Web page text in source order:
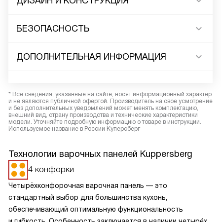
БЕЗОПАСНОСТЬ
ДОПОЛНИТЕЛЬНАЯ ИНФОРМАЦИЯ
* Все сведения, указанные на сайте, носят информационный характер
и не являются публичной офертой. Производитель на свое усмотрение
и без дополнительных уведомлений может менять комплектацию,
внешний вид, страну производства и технические характеристики
модели. Уточняйте подробную информацию о товаре в инструкции.
Используемое название в России Куперсберг
Технологии варочных панелей Kuppersberg
4 конфорки
Четырёхконфорочная варочная панель — это
стандартный выбор для большинства кухонь,
обеспечивающий оптимальную функциональность